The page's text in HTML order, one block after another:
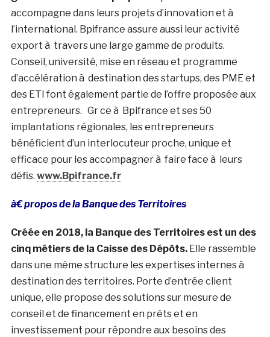
accompagne dans leurs projets d’innovation et à
l’international. Bpifrance assure aussi leur activité
export à travers une large gamme de produits.
Conseil, université, mise en réseau et programme
d’accélération à destination des startups, des PME et
des ETI font également partie de l’offre proposée aux
entrepreneurs. Gr ce à Bpifrance et ses 50
implantations régionales, les entrepreneurs
bénéficient d’un interlocuteur proche, unique et
efficace pour les accompagner à faire face à leurs
défis. www.Bpifrance.fr
à€ propos de la Banque des Territoires
Créée en 2018, la Banque des Territoires est un des
cinq métiers de la Caisse des Dépôts.Elle rassemble
dans une même structure les expertises internes à
destination des territoires. Porte d’entrée client
unique, elle propose des solutions sur mesure de
conseil et de financement en prêts et en
investissement pour répondre aux besoins des